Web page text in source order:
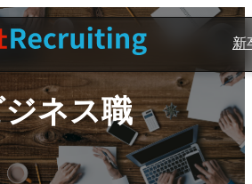
新
ネス職